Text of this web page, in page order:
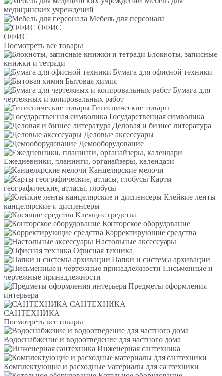
медицинских учреждений
Мебель для персонала
ОФИС
ОФИС
Посмотреть все товары
Блокноты, записные
книжки и тетради
Бумага для офисной техники
Бытовая химия
Бумага для
чертежных и копировальных работ
Гигиенические товары
Государственная символика
Деловая и бизнес литература
Деловые аксессуары
Демооборудование
Ежедневники, планинги, органайзеры, календари
Канцелярские мелочи
Карты
географические, атласы, глобусы
Клейкие ленты
канцелярские и диспенсеры
Клеящие средства
Конторское оборудование
Корректирующие средства
Настольные аксессуары
Офисная техника
Папки и системы архивации
Письменные и
чертежные принадлежности
Предметы оформления
интерьера
САНТЕХНИКА
САНТЕХНИКА
Посмотреть все товары
Водоснабжение и водоотведение для частного дома
Инженерная сантехника
Комплектующие и расходные материалы для сантехники